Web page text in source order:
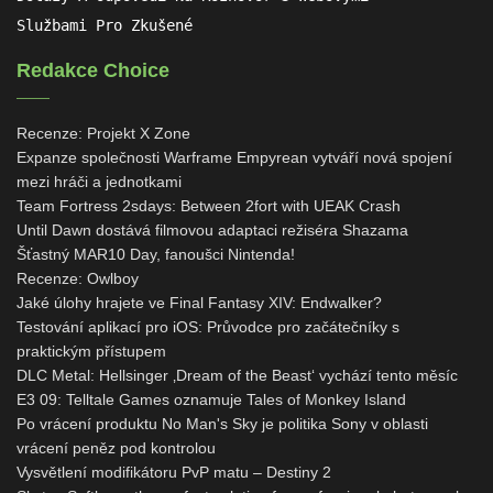
Službami Pro Zkušené
Redakce Choice
Recenze: Projekt X Zone
Expanze společnosti Warframe Empyrean vytváří nová spojení
mezi hráči a jednotkami
Team Fortress 2sdays: Between 2fort with UEAK Crash
Until Dawn dostává filmovou adaptaci režiséra Shazama
Šťastný MAR10 Day, fanoušci Nintenda!
Recenze: Owlboy
Jaké úlohy hrajete ve Final Fantasy XIV: Endwalker?
Testování aplikací pro iOS: Průvodce pro začátečníky s
praktickým přístupem
DLC Metal: Hellsinger ‚Dream of the Beast‘ vychází tento měsíc
E3 09: Telltale Games oznamuje Tales of Monkey Island
Po vrácení produktu No Man's Sky je politika Sony v oblasti
vrácení peněz pod kontrolou
Vysvětlení modifikátoru PvP matu – Destiny 2